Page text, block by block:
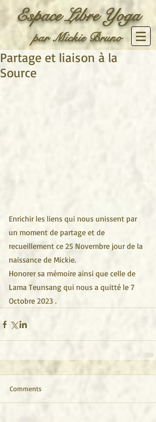
Espace Libre Yoga
par Mickie Bruno
Partage et liaison à la
Source
Enrichir les liens qui nous unissent par
un moment de partage et de
recueillement ce 25 Novembre jour de la
naissance de Mickie.
Honorer sa mémoire ainsi que celle de
Lama Teunsang qui nous a quitté le 7
Octobre 2023 .
Comments